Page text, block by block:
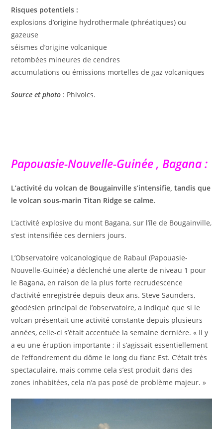
Risques potentiels :
explosions d’origine hydrothermale (phréatiques) ou
gazeuse
séismes d’origine volcanique
retombées mineures de cendres
accumulations ou émissions mortelles de gaz volcaniques
Source et photo : Phivolcs.
Papouasie-Nouvelle-Guinée , Bagana :
L’activité du volcan de Bougainville s’intensifie, tandis que
le volcan sous-marin Titan Ridge se calme.
L’activité explosive du mont Bagana, sur l’île de Bougainville,
s’est intensifiée ces derniers jours.
L’Observatoire volcanologique de Rabaul (Papouasie-
Nouvelle-Guinée) a déclenché une alerte de niveau 1 pour
le Bagana, en raison de la plus forte recrudescence
d’activité enregistrée depuis deux ans. Steve Saunders,
géodésien principal de l’observatoire, a indiqué que si le
volcan présentait une activité constante depuis plusieurs
années, celle-ci s’était accentuée la semaine dernière. « Il y
a eu une éruption importante ; il s’agissait essentiellement
de l’effondrement du dôme le long du flanc Est. C’était très
spectaculaire, mais comme cela s’est produit dans des
zones inhabitées, cela n’a pas posé de problème majeur. »